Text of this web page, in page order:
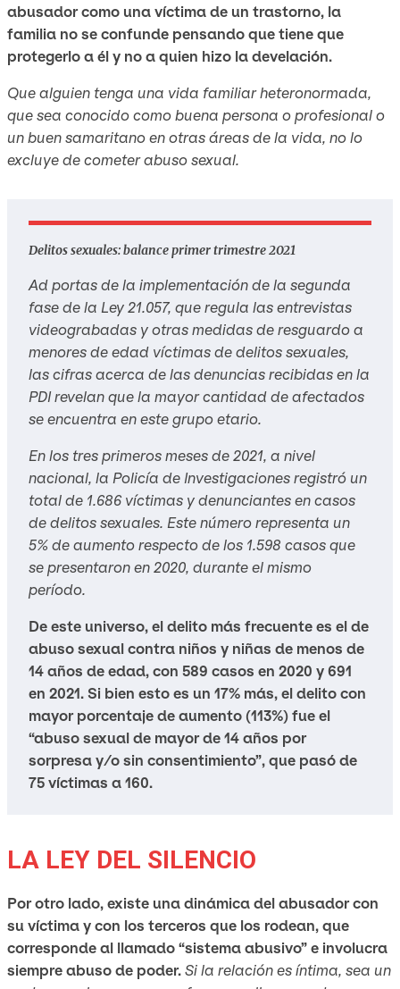
abusador como una víctima de un trastorno, la
familia no se confunde pensando que tiene que
protegerlo a él y no a quien hizo la develación.
Que alguien tenga una vida familiar heteronormada,
que sea conocido como buena persona o profesional o
un buen samaritano en otras áreas de la vida, no lo
excluye de cometer abuso sexual.
Delitos sexuales: balance primer trimestre 2021
Ad portas de la implementación de la segunda
fase de la Ley 21.057, que regula las entrevistas
videograbadas y otras medidas de resguardo a
menores de edad víctimas de delitos sexuales,
las cifras acerca de las denuncias recibidas en la
PDI revelan que la mayor cantidad de afectados
se encuentra en este grupo etario.
En los tres primeros meses de 2021, a nivel
nacional, la Policía de Investigaciones registró un
total de 1.686 víctimas y denunciantes en casos
de delitos sexuales. Este número representa un
5% de aumento respecto de los 1.598 casos que
se presentaron en 2020, durante el mismo
período.
De este universo, el delito más frecuente es el de
abuso sexual contra niños y niñas de menos de
14 años de edad, con 589 casos en 2020 y 691
en 2021. Si bien esto es un 17% más, el delito con
mayor porcentaje de aumento (113%) fue el
“abuso sexual de mayor de 14 años por
sorpresa y/o sin consentimiento”, que pasó de
75 víctimas a 160.
LA LEY DEL SILENCIO
Por otro lado, existe una dinámica del abusador con
su víctima y con los terceros que los rodean, que
corresponde al llamado “sistema abusivo” e involucra
siempre abuso de poder.Si la relación es íntima, sea un